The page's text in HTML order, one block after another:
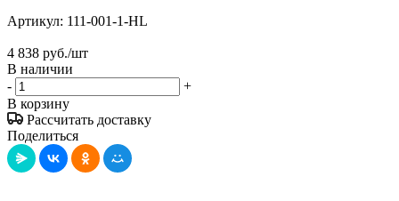
Артикул: 111-001-1-HL
4 838 руб./шт
В наличии
-
+
В корзину
Рассчитать доставку
Поделиться